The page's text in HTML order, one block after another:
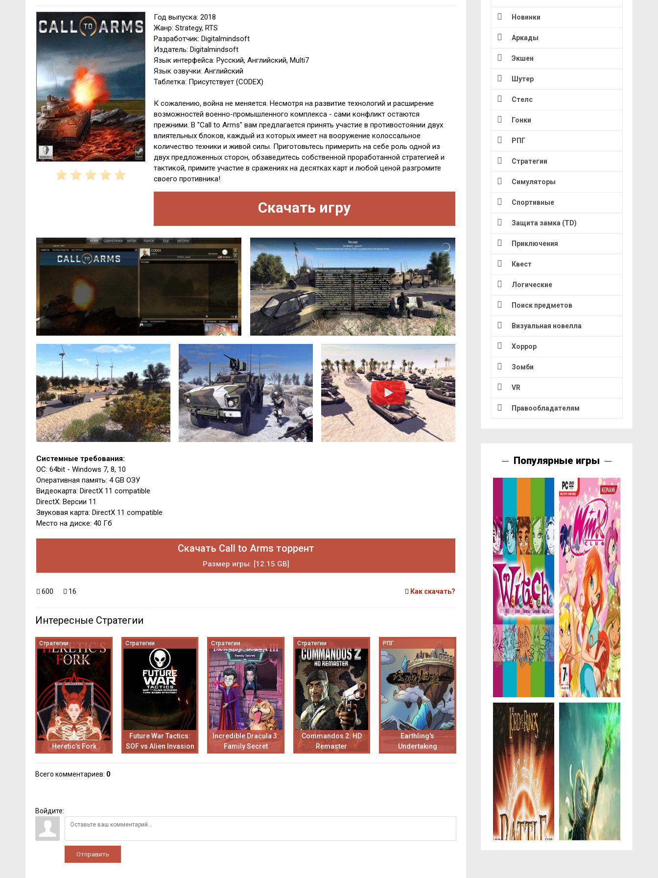
Год выпуска: 2018
Жанр: Strategy, RTS
Разработчик: Digitalmindsoft
Издатель: Digitalmindsoft
Язык интерфейса: Русский, Английский, Multi7
Язык озвучки: Английский
Таблетка: Присутствует (CODEX)
К сожалению, война не меняется. Несмотря на развитие технологий и расширение
возможностей военно-промышленного комплекса - сами конфликт остаются
прежними. В "Call to Arms" вам предлагается принять участие в противостоянии двух
влиятельных блоков, каждый из которых имеет на вооружение колоссальное
количество техники и живой силы. Приготовьтесь примерить на себе роль одной из
двух предложенных сторон, обзаведитесь собственной проработанной стратегией и
тактикой, примите участие в сражениях на десятках карт и любой ценой разгромите
своего противника!
Скачать игру
Системные требования:
ОС: 64bit - Windows 7, 8, 10
Оперативная память: 4 GB ОЗУ
Видеокарта: DirectX 11 compatible
DirectX: Версии 11
Звуковая карта: DirectX 11 compatible
Место на диске: 40 Гб
Скачать Call to Arms торрент
Размер игры: [12.15 GB]
600 16 Как скачать?
Интересные Стратегии
Стратегии
Heretic's Fork
Стратегии
Future War Tactics:
SOF vs Alien Invasion
Стратегии
Incredible Dracula 3:
Family Secret
Стратегии
Commandos 2: HD
Remaster
РПГ
Earthling's
Undertaking
Всего комментариев: 0
Войдите:
Отправить
Новинки
Аркады
Экшен
Шутер
Стелс
Гонки
РПГ
Стратегии
Симуляторы
Спортивные
Защита замка (TD)
Приключения
Квест
Логические
Поиск предметов
Визуальная новелла
Хоррор
Зомби
VR
Правообладателям
Популярные игры